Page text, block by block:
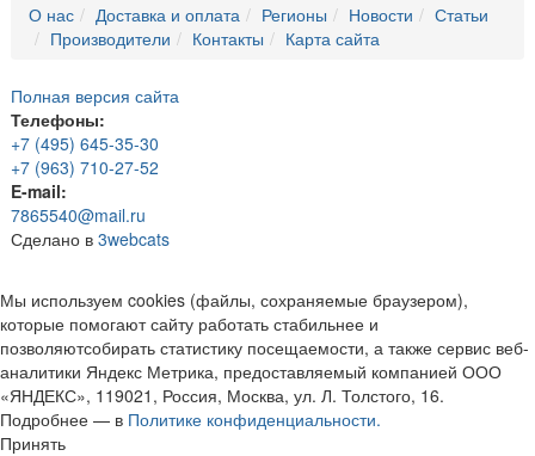
О нас Доставка и оплата Регионы Новости
Статьи
Производители
Контакты Карта сайта
Полная версия сайта
Телефоны:
+7 (495) 645-35-30
+7 (963) 710-27-52
E-mail:
7865540@mail.ru
Сделано в 3webcats
Мы используем cookies (файлы, сохраняемые браузером),
которые помогают сайту работать стабильнее и
позволяютсобирать статистику посещаемости, а также сервис веб-
аналитики Яндекс Метрика, предоставляемый компанией ООО
«ЯНДЕКС», 119021, Россия, Москва, ул. Л. Толстого, 16.
Подробнее — в Политике конфиденциальности.
Принять